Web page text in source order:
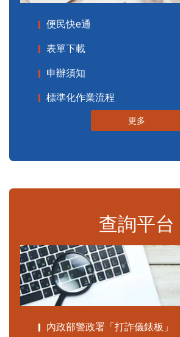
便民快e通
表單下載
申辦須知
標準化作業流程
更多
查詢平台
內政部警政署「打詐儀錶板」